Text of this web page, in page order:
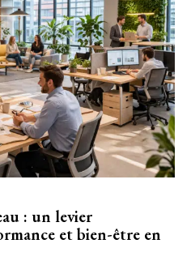
: un levier
et bien-être en